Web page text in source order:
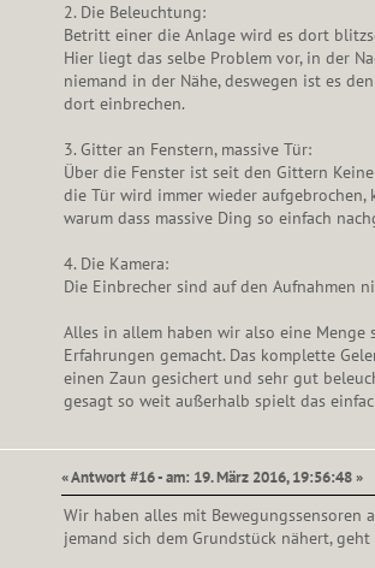
2. Die Beleuchtung:
Betritt einer die Anlage wird es dort
Hier liegt das selbe Problem vor, in der
niemand in der Nähe, deswegen ist es
dort einbrechen.
3. Gitter an Fenstern, massive Tür:
Über die Fenster ist seit den Gittern
die Tür wird immer wieder aufgebrochen,
warum dass massive Ding so einfach
4. Die Kamera:
Die Einbrecher sind auf den Aufnahmen
Alles in allem haben wir also eine Menge
Erfahrungen gemacht. Das komplette
einen Zaun gesichert und sehr gut
gesagt so weit außerhalb spielt das
« Antwort #16 - am: 19. März 2016, 19:56:48 »
Wir haben alles mit Bewegungssensoren
jemand sich dem Grundstück nähert, geht